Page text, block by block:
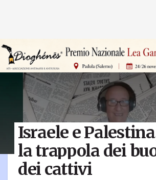
Israele e
la trappola dei
dei cattivi